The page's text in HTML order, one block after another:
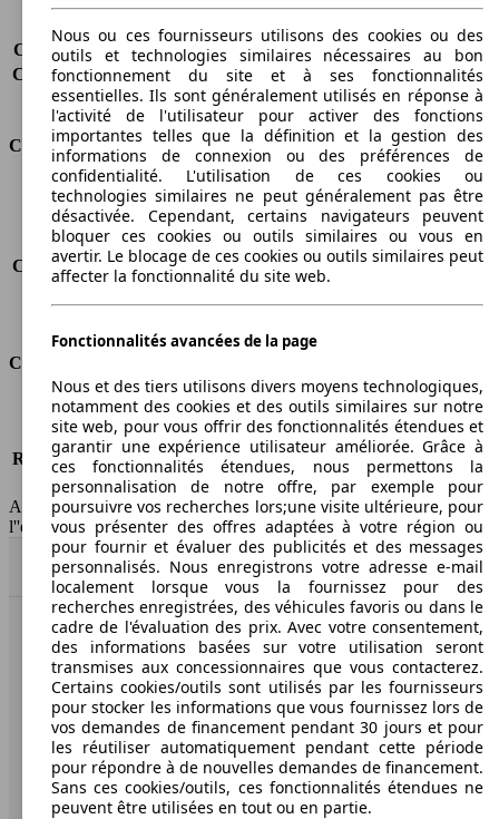
Charge sur toit
Capacité de remorquage (sans freins) 750 kg
Capacité de remorquage (avec freins)
1500 kg
Volume du coffre
750 - 3030 l
Consommation
Émissions de CO2*
174 g/km (komb.)
Consommation (ville)
8.2 l/100km
Consommation (route)
5.8 l/100km
Consommation (combinée)* 6.6 l/100km
Classes d'assurance
Tous risques
-
Risques partiels
-
Responsabilité civile -
HSN/TSN
M10VWGVP021H506/n.c.
AutoScout24 France SAS décline toute responsabilité concernant
l''exactitude des indications fournies.
Haut
AutoScout24: la plus grande plateforme en ligne de
voitures en Europe
AutoScout24
A propos d'AutoScout24
Conditions d'utilisation
Nous ou ces fournisseurs utilisons des cookies ou des
outils et technologies similaires nécessaires au bon
fonctionnement du site et à ses fonctionnalités
essentielles. Ils sont généralement utilisés en réponse à
l'activité de l'utilisateur pour activer des fonctions
importantes telles que la définition et la gestion des
informations de connexion ou des préférences de
confidentialité. L'utilisation de ces cookies ou
technologies similaires ne peut généralement pas être
désactivée. Cependant, certains navigateurs peuvent
bloquer ces cookies ou outils similaires ou vous en
avertir. Le blocage de ces cookies ou outils similaires peut
affecter la fonctionnalité du site web.
Fonctionnalités avancées de la page
Nous et des tiers utilisons divers moyens technologiques,
notamment des cookies et des outils similaires sur notre
site web, pour vous offrir des fonctionnalités étendues et
garantir une expérience utilisateur améliorée. Grâce à
ces fonctionnalités étendues, nous permettons la
personnalisation de notre offre, par exemple pour
poursuivre vos recherches lors;une visite ultérieure, pour
vous présenter des offres adaptées à votre région ou
pour fournir et évaluer des publicités et des messages
personnalisés. Nous enregistrons votre adresse e-mail
localement lorsque vous la fournissez pour des
recherches enregistrées, des véhicules favoris ou dans le
cadre de l'évaluation des prix. Avec votre consentement,
des informations basées sur votre utilisation seront
transmises aux concessionnaires que vous contacterez.
Certains cookies/outils sont utilisés par les fournisseurs
pour stocker les informations que vous fournissez lors de
vos demandes de financement pendant 30 jours et pour
les réutiliser automatiquement pendant cette période
pour répondre à de nouvelles demandes de financement.
Sans ces cookies/outils, ces fonctionnalités étendues ne
peuvent être utilisées en tout ou en partie.